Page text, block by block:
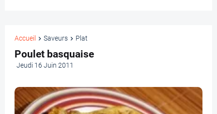
Accueil Saveurs Plat
Poulet basquaise
Jeudi 16 Juin 2011